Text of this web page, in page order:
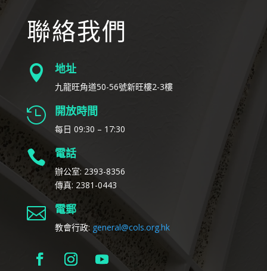
聯絡我們
 地址
九龍旺角道50-56號新旺樓2-3樓
 開放時間
每日 09:30 – 17:30
 電話
辦公室: 2393-8356
傳真: 2381-0443
 電郵
教會行政: general@cols.org.hk